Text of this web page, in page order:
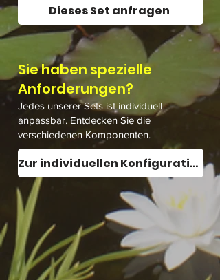
Dieses Set anfragen
Sie haben spezielle
Anforderungen?
Jedes unserer Sets ist individuell
anpassbar. Entdecken Sie die
verschiedenen Komponenten.
Zur individuellen Konfiguration